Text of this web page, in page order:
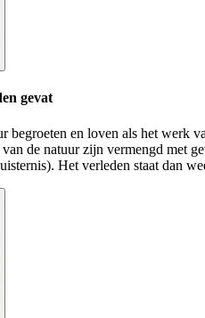
gevat
begroeten en loven als het werk
de natuur zijn vermengd met
Het verleden staat dan